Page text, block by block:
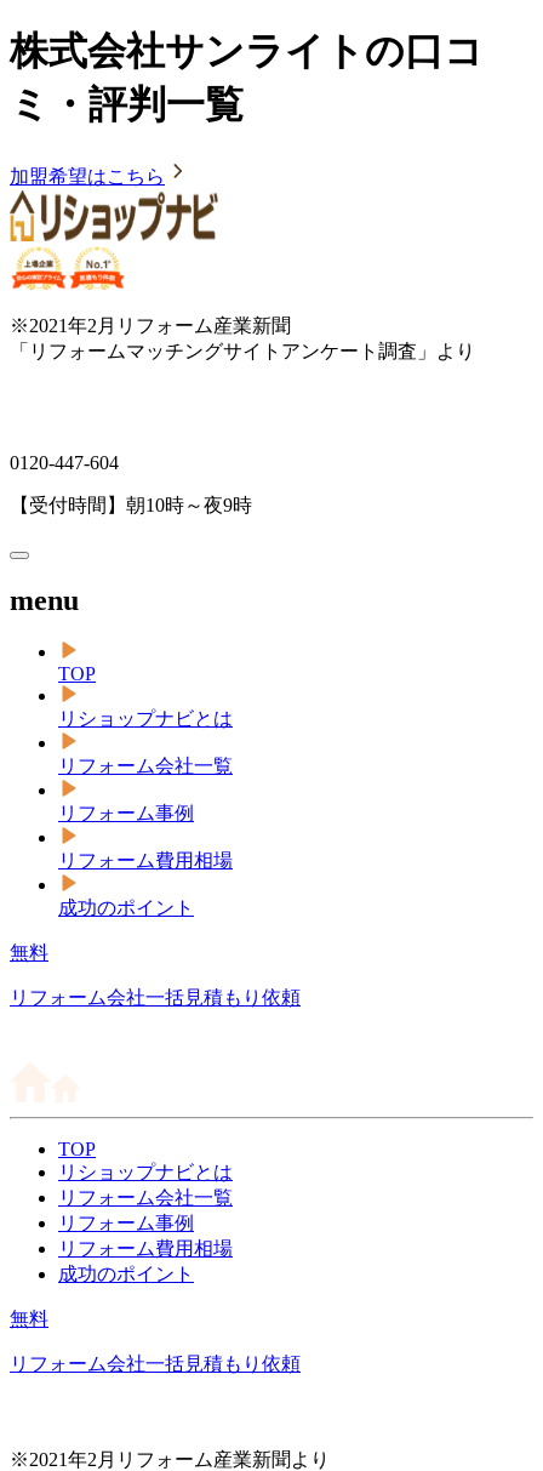
株式会社サンライトの口コ
ミ・評判一覧
加盟希望はこちら
※2021年2月リフォーム産業新聞
「リフォームマッチングサイトアンケート調査」より
0120-447-604
【受付時間】朝10時～夜9時
menu
TOP
リショップナビとは
リフォーム会社一覧
リフォーム事例
リフォーム費用相場
成功のポイント
無料
リフォーム会社一括見積もり依頼
TOP
リショップナビとは
リフォーム会社一覧
リフォーム事例
リフォーム費用相場
成功のポイント
無料
リフォーム会社一括見積もり依頼
※2021年2月リフォーム産業新聞より